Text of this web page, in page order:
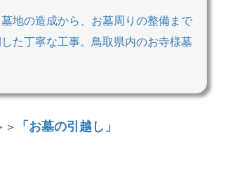
地の造成から、お墓周りの整備まで
た丁寧な工事。鳥取県内のお寺様墓
＞ 「お墓の引越し」